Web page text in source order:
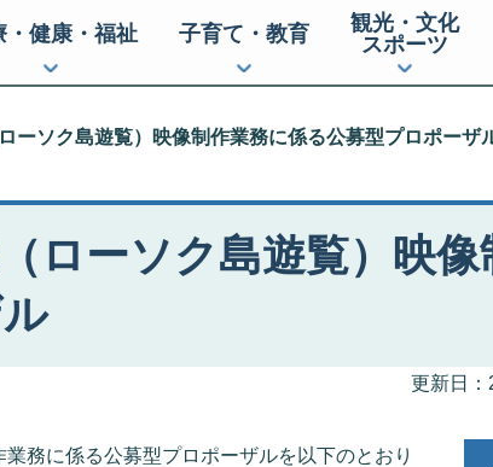
・健康・福祉 子育て・教育
観光・文化
スポーツ
ーソク島遊覧）映像制作業務に係る公募型プロポーザ
ローソク島遊覧）映
更新日：
務に係る公募型プロポーザルを以下のとおり